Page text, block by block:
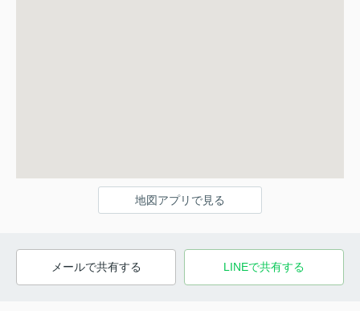
地図アプリで見る
メールで共有する LINEで共有する